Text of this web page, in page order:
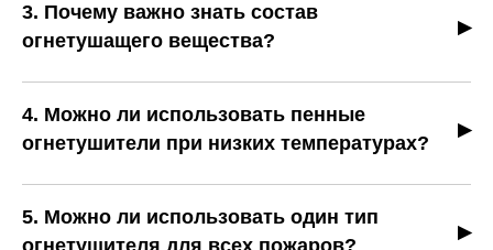
для твердых веществ и ЛВЖ — порошковые или
пенные. Важно учитывать условия эксплуатации,
такие как температура, влажность и риск коррозии.
3. Почему важно знать состав
огнетушащего вещества?
техники и документов, но не тушит металлы.
4. Можно ли использовать пенные
огнетушители при низких температурах?
поэтому их необходимо хранить в отапливаемых
5. Можно ли использовать один тип